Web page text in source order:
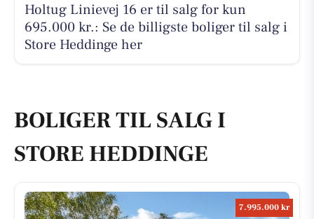
Holtug Linievej 16 er til salg for kun
695.000 kr.: Se de billigste boliger til salg i
Store Heddinge her
BOLIGER TIL SALG I
STORE HEDDINGE
7.995.000 kr